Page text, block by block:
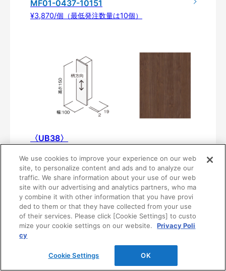
MF01-0437-10151
¥3,870/個（最低発注数量は10個）
〈UB38〉
¥3,870/個（最低発注数量は10個）
We use cookies to improve your experience on our web
site, to personalize content and ads and to analyze our
traffic. We share information about your use of our web
site with our advertising and analytics partners, who ma
y combine it with other information that you have provi
ded to them or that they have collected from your use
of their services. Please click [Cookie Settings] to custo
mize your cookie settings on our website.
Privacy Poli
cy
Cookie Settings OK